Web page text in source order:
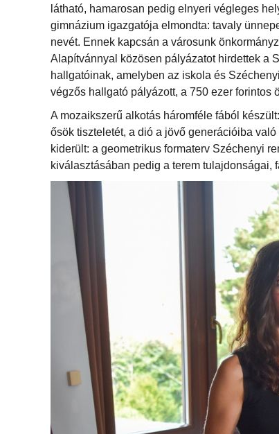
látható, hamarosan pedig elnyeri végleges
gimnázium igazgatója elmondta: tavaly
nevét. Ennek kapcsán a városunk
Alapítvánnyal közösen pályázatot hirdettek a
hallgatóinak, amelyben az iskola és
végzős hallgató pályázott, a 750 ezer forintos
A mozaikszerű alkotás háromféle fából
ősök tiszteletét, a dió a jövő generációiba
kiderült: a geometrikus formaterv Széchenyi
kiválasztásában pedig a terem tulajdonságai,